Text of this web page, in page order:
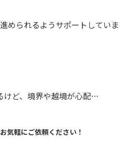
められるようサポートしていま
けど、境界や越境が心配…
気軽にご依頼ください！